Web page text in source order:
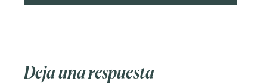
Deja una respuesta